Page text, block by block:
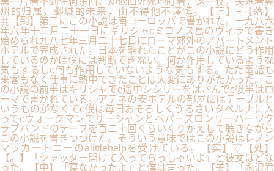
州的归属，邺城的未来，由不得他不谨慎。【正】÷【落】
⌘【到】第三にこの小説は南ヨーロッパで書かれた。一九八六
年六年十二月二十一日にギリシャcミコノス島のヴィラで書き
始められ九八七年三月二十七日にローマ郊外のアパートメント
ホテルで完成された。日本を離れたことがこの小説にどう作用
しているのかは僕には判断できない。何か作用しているような
気もするしc何も作用していないような気もする。ただ電話も
来客もなく仕事に熱中できたことは大変にありがたかった。こ
の小説の前半はギリシャでc途中シシリーをはさんでc後半はロ
ーマで書かれている。アテネの安ホテルの部屋にはテーブルと
いうものがなくてc僕は毎日おそろしくうるさいタペルナに入
ってcウォークマンでサージャンとペパーズロンリーハーツク
ラブバンドのテーブを百二十回くらいくりかえして聴きながら
この小説を書きつづけた。そういう意味ではこの小説はレノン
マッカートニーのalittlehelpを受けている。【实】▽【处】
【。】「シャッター開けて入ってらっしゃいよ」と彼女はどな
った。【中】「寝なかったよ」と僕は言った。【美】「永沢君